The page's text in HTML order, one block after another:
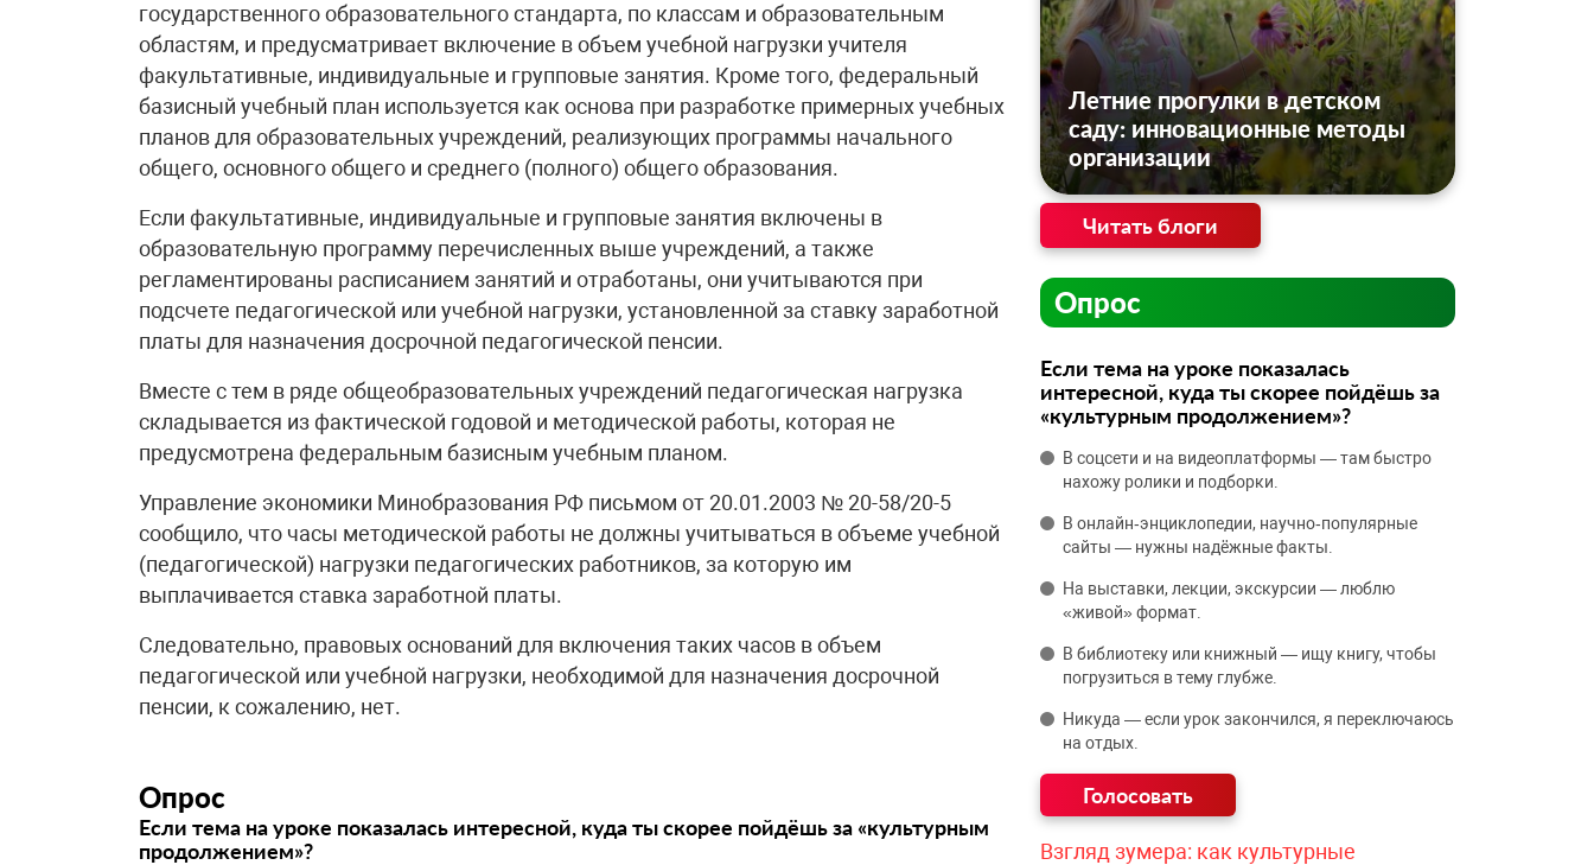
государственного образовательного стандарта, по классам и образовательным
областям, и предусматривает включение в объем учебной нагрузки учителя
факультативные, индивидуальные и групповые занятия. Кроме того, федеральный
базисный учебный план используется как основа при разработке примерных учебных
планов для образовательных учреждений, реализующих программы начального
общего, основного общего и среднего (полного) общего образования.
Если факультативные, индивидуальные и групповые занятия включены в
образовательную программу перечисленных выше учреждений, а также
регламентированы расписанием занятий и отработаны, они учитываются при
подсчете педагогической или учебной нагрузки, установленной за ставку заработной
платы для назначения досрочной педагогической пенсии.
Вместе с тем в ряде общеобразовательных учреждений педагогическая нагрузка
складывается из фактической годовой и методической работы, которая не
предусмотрена федеральным базисным учебным планом.
Управление экономики Минобразования РФ письмом от 20.01.2003 № 20-58/20-5
сообщило, что часы методической работы не должны учитываться в объеме учебной
(педагогической) нагрузки педагогических работников, за которую им
выплачивается ставка заработной платы.
Следовательно, правовых оснований для включения таких часов в объем
педагогической или учебной нагрузки, необходимой для назначения досрочной
пенсии, к сожалению, нет.
Опрос
Если тема на уроке показалась интересной, куда ты скорее пойдёшь за «культурным
продолжением»?
Летние прогулки в детском
саду: инновационные методы
организации
Читать блоги
Опрос
Если тема на уроке показалась
интересной, куда ты скорее пойдёшь за
«культурным продолжением»?
В соцсети и на видеоплатформы — там быстро
нахожу ролики и подборки.
В онлайн‑энциклопедии, научно‑популярные
сайты — нужны надёжные факты.
На выставки, лекции, экскурсии — люблю
«живой» формат.
В библиотеку или книжный — ищу книгу, чтобы
погрузиться в тему глубже.
Никуда — если урок закончился, я переключаюсь
на отдых.
Взгляд зумера: как культурные